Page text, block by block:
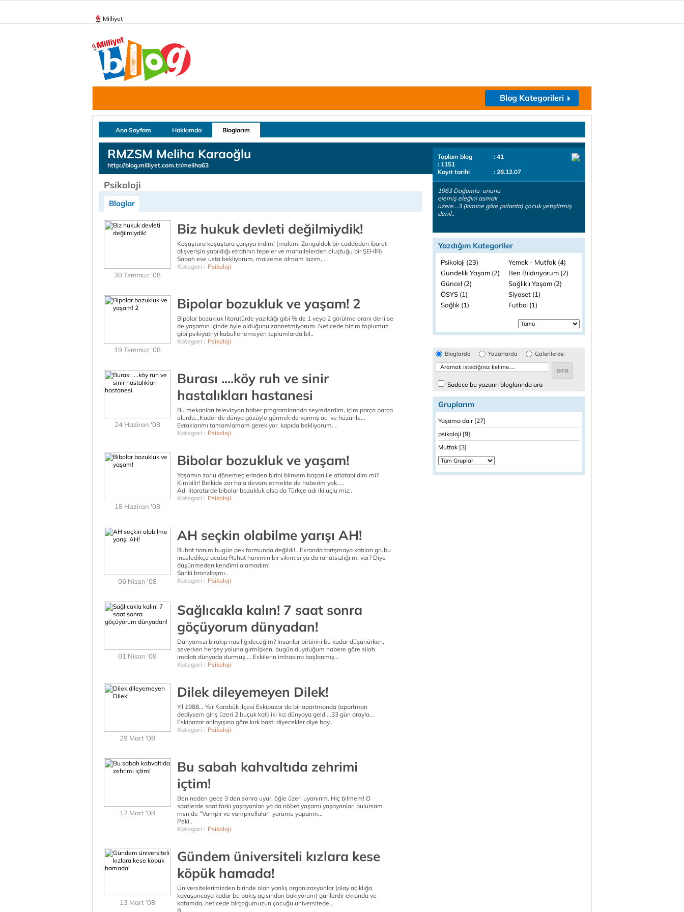
Milliyet
Blog Kategorileri
Ana Sayfam Hakkımda Bloglarım
RMZSM Meliha Karaoğlu
http://blog.milliyet.com.tr/meliha63
Psikoloji
Bloglar
30 Temmuz '08
Biz hukuk devleti değilmiydik!
Koşuştura koşuştura çarşıya indim! (malum, Zonguldak bir caddeden ibaret
alışverişin yapıldığı etrafının tepeler ve mahallelerden oluştuğu bir ŞEHİR)
Sabah eve usta bekliyorum, malzeme almam lazım, ..
Kategori : Psikoloji
19 Temmuz '08
Bipolar bozukluk ve yaşam! 2
Bipolar bozukluk litarütürde yazıldığı gibi % de 1 veya 2 görülme oranı denilse
de yaşamın içinde öyle olduğunu zannetmiyorum. Neticede bizim toplumuz
gibi psikiyatriyi kabullenemeyen toplumlarda bil..
Kategori : Psikoloji
24 Haziran '08
Burası ....köy ruh ve sinir
hastalıkları hastanesi
Bu mekanları televizyon haber programlarında seyrederdim, içim parça parça
olurdu...Kader de dünya gözüyle görmek de varmış acı ve hüzünle...
Evraklarımı tamamlamam gerekiyor, kapıda bekliyorum. ..
Kategori : Psikoloji
18 Haziran '08
Bibolar bozukluk ve yaşam!
Yaşamın zorlu dönemeçlerinden birini bilmem başarı ile atlatabildim mi?
Kimbilir! Belkide zor hala devam etmekte de haberim yok.....
Adı litaratürde bibolar bozukluk olsa da Türkçe adı iki uçlu miz..
Kategori : Psikoloji
06 Nisan '08
AH seçkin olabilme yarışı AH!
Ruhat hanım bugün pek formunda değildi!.. Ekranda tartşmaya katılan grubu
inceledikçe acaba Ruhat hanımın bir sıkıntısı ya da rahatsızlığı mı var? Diye
düşünmeden kendimi alamadım!
Sanki bronzlaşmı..
Kategori : Psikoloji
01 Nisan '08
Sağlıcakla kalın! 7 saat sonra
göçüyorum dünyadan!
Dünyamızı bırakıp nasıl gideceğim? İnsanlar birbirini bu kadar düşünürken,
severken herşey yoluna girmişken, bugün duyduğum habere göre silah
imalatı dünyada durmuş.... Eskilerin imhasına başlanmış...
Kategori : Psikoloji
29 Mart '08
Dilek dileyemeyen Dilek!
Yıl 1988... Yer Karabük ilçesi Eskipazar da bir apartmanda (apartman
dediysem giriş üzeri 2 buçuk kat) iki kız dünyaya geldi...33 gün arayla...
Eskipazar anlayışına göre kırk bastı diyecekler diye bay..
Kategori : Psikoloji
17 Mart '08
Bu sabah kahvaltıda zehrimi
içtim!
Ben neden gece 3 den sonra uyur, öğle üzeri uyanırım. Hiç bilmem! O
saatlerde saat farkı yaşayanları ya da nöbet yaşamı yaşayanları bulursam
msn de "Vampir ve vampirellalar" yorumu yaparım...
Peki..
Kategori : Psikoloji
13 Mart '08
Gündem üniversiteli kızlara kese
köpük hamada!
Üniversitelerimizden birinde olan yanlış organizasyonlar (olay açıklığa
kavuşuncaya kadar bu bakış açısından bakıyorum) günlerdir ekranda ve
kafamda, neticede birçoğumuzun çocuğu üniversitede...
Toplam blog
: 41
: 1151
Kayıt tarihi
: 28.12.07
1963 Doğumlu ununu
elemiş eleğini asmak
üzere...3 (kimine göre pırlanta) çocuk yetiştirmiş
denil..
Yazdığım Kategoriler
Psikoloji (23)
Yemek - Mutfak (4)
Gündelik Yaşam (2)
Ben Bildiriyorum (2)
Güncel (2)
Sağlıklı Yaşam (2)
ÖSYS (1)
Siyaset (1)
Sağlık (1)
Futbol (1)
Bloglarda Yazarlarda Galerilerde
Sadece bu yazarın bloglarında ara
Gruplarım
Yaşama dair [27]
psikoloji [9]
Mutfak [3]